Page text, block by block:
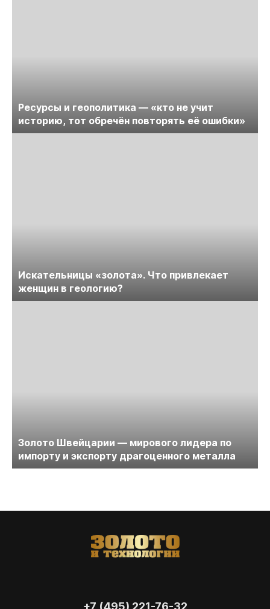
Ресурсы и геополитика — «кто не учит
историю, тот обречён повторять её ошибки»
Искательницы «золота». Что привлекает
женщин в геологию?
Золото Швейцарии — мирового лидера по
импорту и экспорту драгоценного металла
+7 (495) 221-76-32